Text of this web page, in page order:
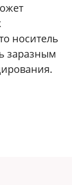
носитель
заразным